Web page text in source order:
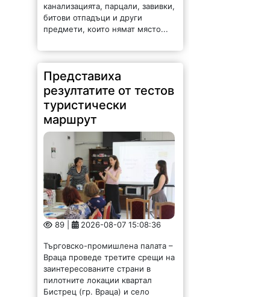
канализацията, парцали, завивки,
битови отпадъци и други
предмети, които нямат място...
Представиха
резултатите от тестов
туристически
маршрут
89 | 2026-08-07 15:08:36
Търговско-промишлена палата –
Враца проведе третите срещи на
заинтересованите страни в
пилотните локации квартал
Бистрец (гр. Враца) и село